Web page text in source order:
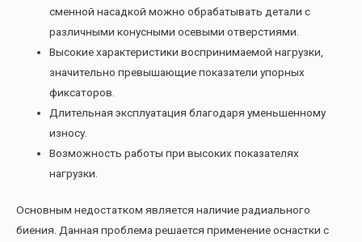
сменной насадкой можно обрабатывать детали с
различными конусными осевыми отверстиями.
Высокие характеристики воспринимаемой нагрузки,
значительно превышающие показатели упорных
фиксаторов.
Длительная эксплуатация благодаря уменьшенному
износу.
Возможность работы при высоких показателях
нагрузки.
Основным недостатком является наличие радиального
биения. Данная проблема решается применение оснастки с